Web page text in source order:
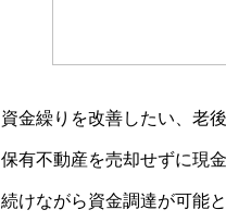
資金繰りを改善したい、老
保有不動産を売却せずに現
続けながら資金調達が可能